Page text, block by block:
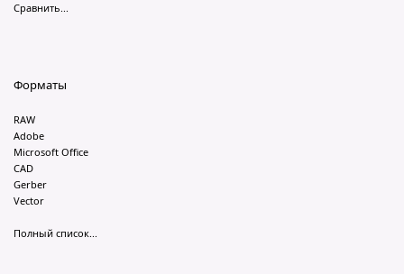
Сравнить...
Форматы
RAW
Adobe
Microsoft Office
CAD
Gerber
Vector
Полный список...